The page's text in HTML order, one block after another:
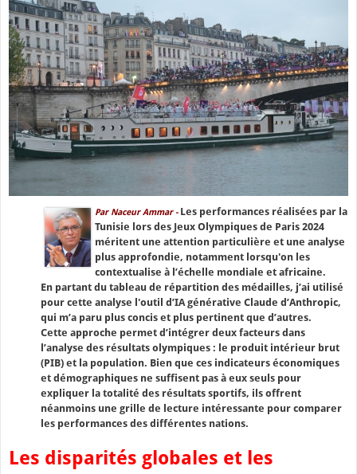
Par Naceur Ammar -Les performances réalisées par la
Tunisie lors des Jeux Olympiques de Paris 2024
méritent une attention particulière et une analyse
plus approfondie, notamment lorsqu'on les
contextualise à l’échelle mondiale et africaine.
En partant du tableau de répartition des médailles, j’ai utilisé
pour cette analyse l'outil d’IA générative Claude d’Anthropic,
qui m’a paru plus concis et plus pertinent que d’autres.
Cette approche permet d’intégrer deux facteurs dans
l’analyse des résultats olympiques : le produit intérieur brut
(PIB) et la population. Bien que ces indicateurs économiques
et démographiques ne suffisent pas à eux seuls pour
expliquer la totalité des résultats sportifs, ils offrent
néanmoins une grille de lecture intéressante pour comparer
les performances des différentes nations.
Les disparités globales et les